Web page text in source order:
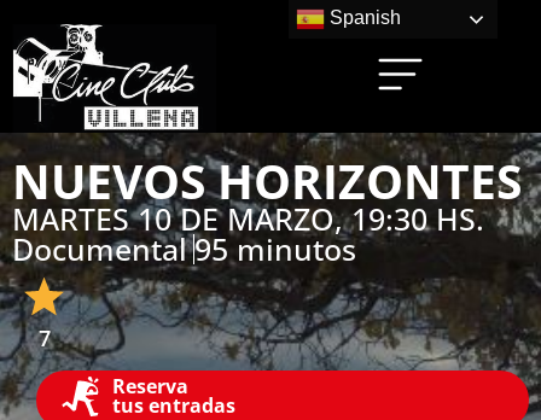
NUEVOS HORIZONTES
MARTES 10 DE MARZO, 19:30 HS.
Documental95 minutos
7
Reserva
tus entradas
Spanish